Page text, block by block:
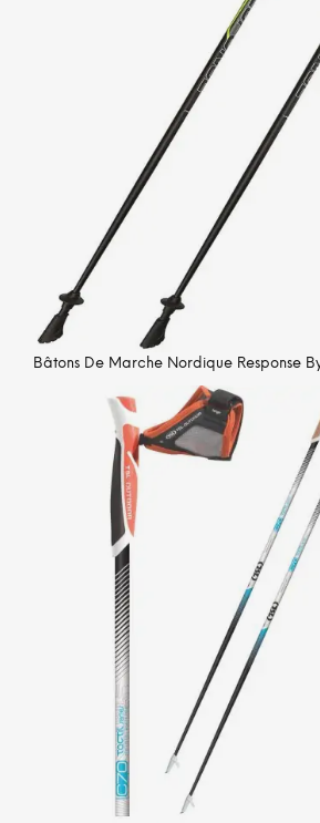
Bâtons De Marche Nordique Response